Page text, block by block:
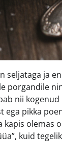
seljataga ja
porgandile
nii
pikka
olemas
kuid